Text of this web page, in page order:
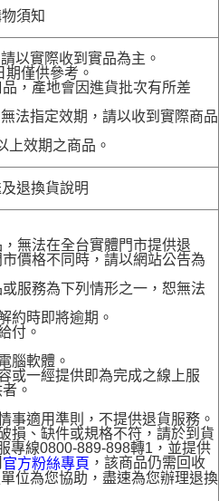
須知
以實際收到實品為主。
僅供參考。
，產地會因進貨批次有所差
法指定效期，請以收到實際商品
上效期之商品。
退換貨說明
無法在全台實體門市提供退
價格不同時，請以網站公告為
服務為下列情形之一，恕無法
約時即將逾期。
付。
腦軟體。
或一經提供即為完成之線上服
。
事適用準則，不提供退貨服務。
損、缺件或規格不符，請於到貨
專線0800-889-898轉1，並提供
官方粉絲專頁 ，該商品仍需回收
位為您協助，盡速為您辦理退換